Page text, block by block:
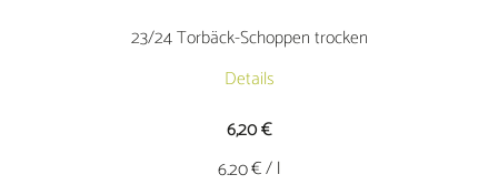
gewählt
23/24 Torbäck-Schoppen trocken
Details
6,20€
6.20€ / l